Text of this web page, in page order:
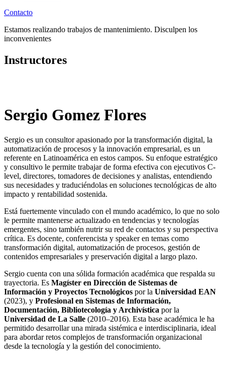
Contacto
Estamos realizando trabajos de mantenimiento. Disculpen los
inconvenientes
Instructores
Sergio Gomez Flores
Sergio es un consultor apasionado por la transformación digital, la
automatización de procesos y la innovación empresarial, es un
referente en Latinoamérica en estos campos. Su enfoque estratégico
y consultivo le permite trabajar de forma efectiva con ejecutivos C-
level, directores, tomadores de decisiones y analistas, entendiendo
sus necesidades y traduciéndolas en soluciones tecnológicas de alto
impacto y rentabilidad sostenida.
Está fuertemente vinculado con el mundo académico, lo que no solo
le permite mantenerse actualizado en tendencias y tecnologías
emergentes, sino también nutrir su red de contactos y su perspectiva
crítica. Es docente, conferencista y speaker en temas como
transformación digital, automatización de procesos, gestión de
contenidos empresariales y preservación digital a largo plazo.
Sergio cuenta con una sólida formación académica que respalda su
trayectoria. Es Magíster en Dirección de Sistemas de
Información y Proyectos Tecnológicos por la Universidad EAN
(2023), y Profesional en Sistemas de Información,
Documentación, Bibliotecología y Archivística por la
Universidad de La Salle (2010–2016). Esta base académica le ha
permitido desarrollar una mirada sistémica e interdisciplinaria, ideal
para abordar retos complejos de transformación organizacional
desde la tecnología y la gestión del conocimiento.